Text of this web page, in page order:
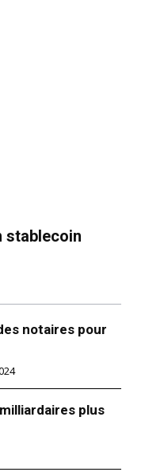
stablecoin
notaires pour
plus